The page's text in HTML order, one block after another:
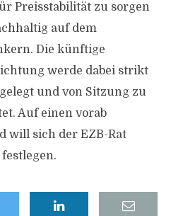
Preisstabilität zu sorgen
auf dem
Die künftige
werde dabei strikt
und von Sitzung zu
Auf einen vorab
will sich der EZB-Rat